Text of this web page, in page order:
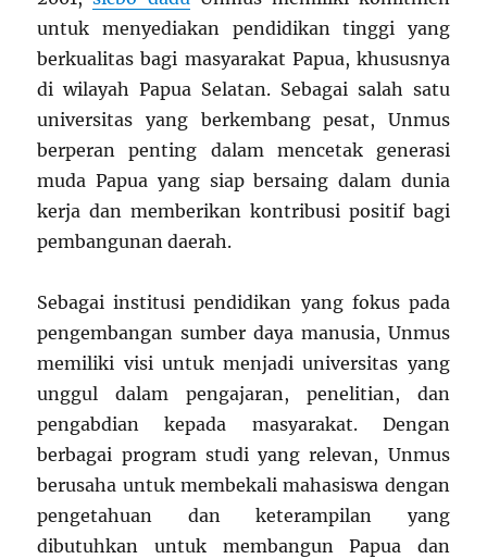
untuk menyediakan pendidikan tinggi yang
berkualitas bagi masyarakat Papua, khususnya
di wilayah Papua Selatan. Sebagai salah satu
universitas yang berkembang pesat, Unmus
berperan penting dalam mencetak generasi
muda Papua yang siap bersaing dalam dunia
kerja dan memberikan kontribusi positif bagi
pembangunan daerah.
Sebagai institusi pendidikan yang fokus pada
pengembangan sumber daya manusia, Unmus
memiliki visi untuk menjadi universitas yang
unggul dalam pengajaran, penelitian, dan
pengabdian kepada masyarakat. Dengan
berbagai program studi yang relevan, Unmus
berusaha untuk membekali mahasiswa dengan
pengetahuan dan keterampilan yang
dibutuhkan untuk membangun Papua dan